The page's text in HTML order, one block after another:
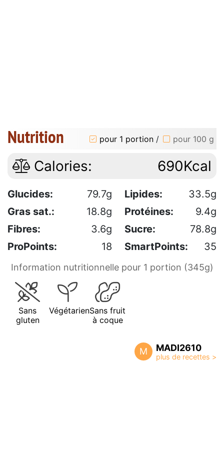
Nutrition pour 1 portion / pour 100 g
Calories: 690Kcal
Glucides: 79.7g Lipides:
33.5g
Gras sat.:
18.8g Protéines:
9.4g
Fibres:
3.6g Sucre:
78.8g
ProPoints:
18 SmartPoints: 35
Information nutritionnelle pour 1 portion (345g)
Sans
gluten
VégétarienSans fruit
à coque
M MADI2610